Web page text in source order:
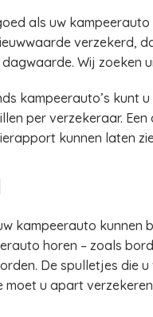
als uw
verzekerd,
Wij
kampeerauto’s kunt
per verzekeraar.
kunnen laten
kampeerauto kunnen
horen – zoals
De spulletjes die
moet u apart